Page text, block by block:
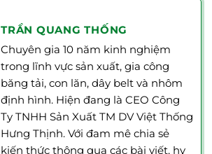
TRẦN QUANG THỐNG
Chuyên gia 10 năm kinh nghiệm
trong lĩnh vực sản xuất, gia công
băng tải, con lăn, dây belt và nhôm
định hình. Hiện đang là CEO Công
Ty TNHH Sản Xuất TM DV Việt Thống
Hưng Thịnh. Với đam mê chia sẻ
kiến thức thông qua các bài viết, hy